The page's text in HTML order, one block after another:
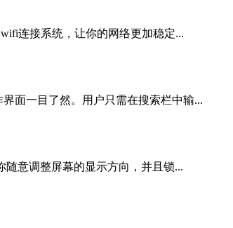
连接系统，让你的网络更加稳定...
面一目了然。用户只需在搜索栏中输...
随意调整屏幕的显示方向，并且锁...